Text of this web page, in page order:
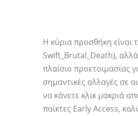
Η κύρια προσθήκη είναι
Swift_Brutal_Death),
πλαίσιο προετοιμασίας
σημαντικές αλλαγές σε
να κάνετε κλικ μακριά
παίκτες Early Access,